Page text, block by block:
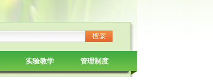
实验教学 管理制度